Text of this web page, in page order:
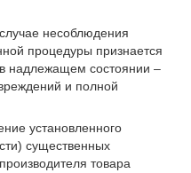
несоблюдения
процедуры признается
надлежащем состоянии –
и полной
установленного
существенных
товара